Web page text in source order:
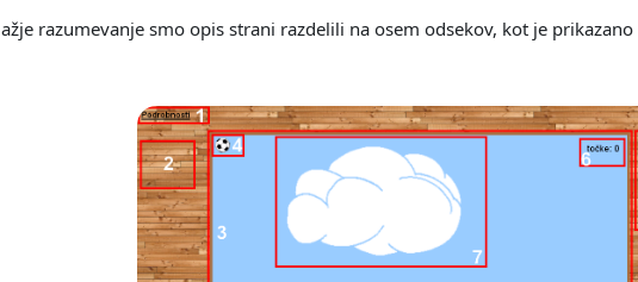
razumevanje smo opis strani razdelili na osem odsekov, kot je prikazano